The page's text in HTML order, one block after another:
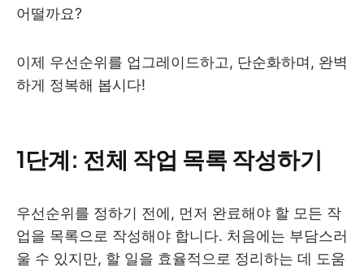
어떨까요?
이제 우선순위를 업그레이드하고, 단순화하며, 완벽
하게 정복해 봅시다!
1단계: 전체 작업 목록 작성하기
우선순위를 정하기 전에, 먼저 완료해야 할 모든 작
업을 목록으로 작성해야 합니다. 처음에는 부담스러
울 수 있지만, 할 일을 효율적으로 정리하는 데 도움